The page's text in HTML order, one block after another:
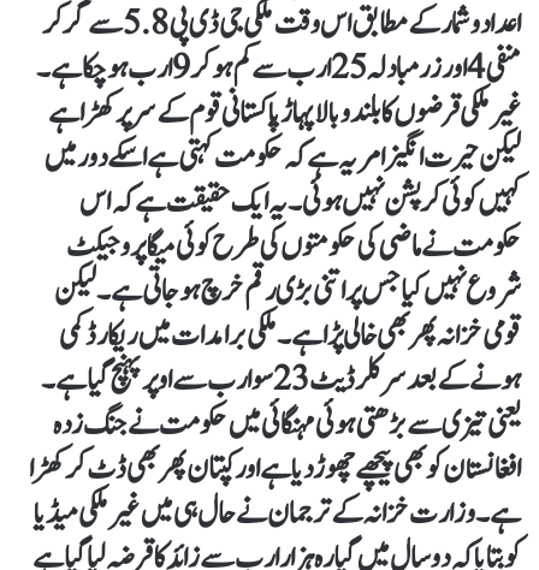
اعدادو شمار کے مطابق اس وقت ملکی جی ڈی پی 5.8 سے گر کر
منفی 4 اور زرمبادلہ 25 ارب سے کم ہو کر 9 ارب ہوچکا ہے۔
غیر ملکی قرضوں کا بلند و بالا پہاڑ پاکستانی قوم کے سر پر کھڑا ہے
لیکن حیرت انگیز امر یہ ہے کہ حکومت کہتی ہے اسکے دور میں
کہیں کوئی کرپشن نہیں ہوئی۔ یہ ایک حقیقت ہے کہ اس
حکومت نے ماضی کی حکومتوں کی طرح کوئی میگا پروجیکٹ
شروع نہیں کیا جس پر اتنی بڑی رقم خرچ ہو جاتی ہے۔ لیکن
قومی خزانہ پھر بھی خالی پڑا ہے۔ ملکی برامدات میں ریکارڈ کمی
ہونے کے بعد سرکلر ڈیٹ 23 سو ارب سے اوپر پہنچ گیا ہے ۔
یعنی تیزی سے بڑھتی ہوئی مہنگائی میں حکومت نے جنگ زدہ
افغانستان کو بھی پیچھے چھوڑ دیا ہے اور کپتان پھر بھی ڈٹ کر کھڑا
ہے۔ وزارت خزانہ کے ترجمان نے حال ہی میں غیر ملکی میڈیا
کو بتایا کہ دو سال میں گیارہ ہزار ارب سے زائد کا قرضہ لیا گیا ہے